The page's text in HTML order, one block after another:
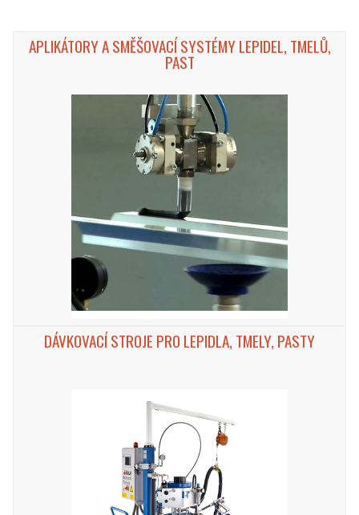
APLIKÁTORY A SMĚŠOVACÍ SYSTÉMY LEPIDEL, TMELŮ,
PAST
DÁVKOVACÍ STROJE PRO LEPIDLA, TMELY, PASTY